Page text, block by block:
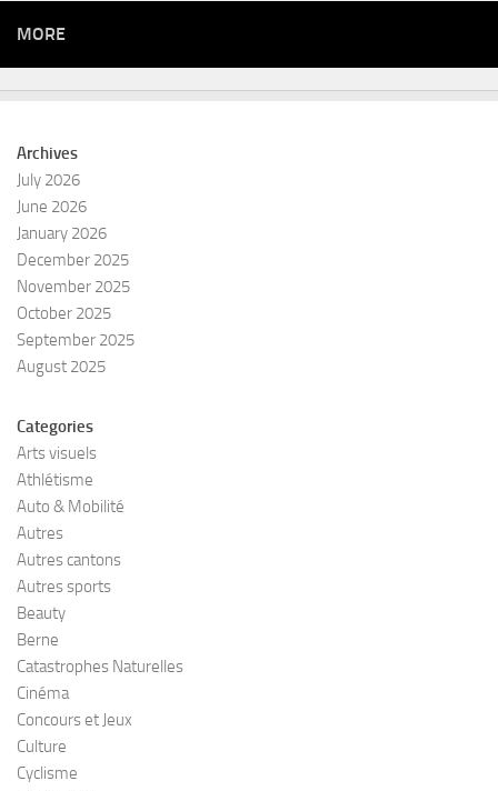
MORE
Archives
July 2026
June 2026
January 2026
December 2025
November 2025
October 2025
September 2025
August 2025
Categories
Arts visuels
Athlétisme
Auto & Mobilité
Autres
Autres cantons
Autres sports
Beauty
Berne
Catastrophes Naturelles
Cinéma
Concours et Jeux
Culture
Cyclisme